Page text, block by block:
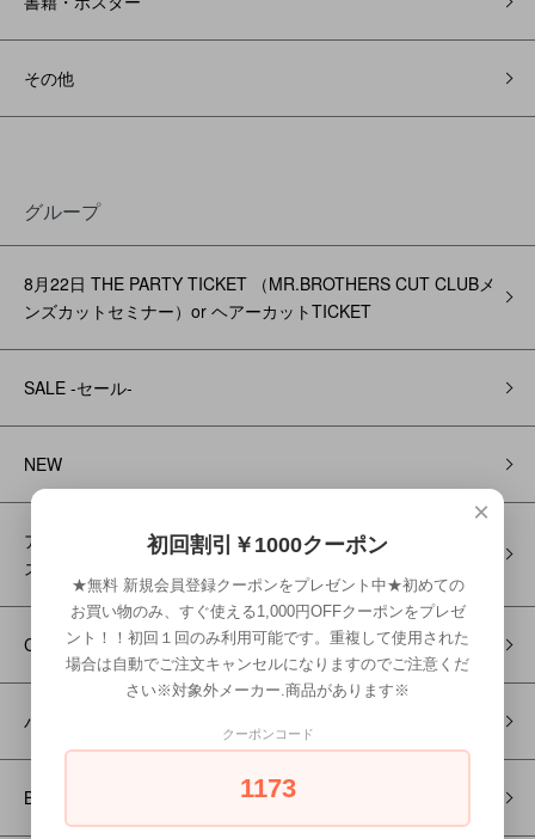
その他
グループ
8月22日 THE PARTY TICKET （MR.BROTHERS CUT CLUBメ
ンズカットセミナー）or ヘアーカットTICKET
SALE -セール-
NEW
アートクライム マテリアルG VIELLE Air（ヴェイルエア）エク
ステ
COSMEC -コスメック -
バイタルウォッシュフォーム
BROSH ブロッシュ
×
初回割引￥1000クーポン
★無料 新規会員登録クーポンをプレゼント中★初めての
お買い物のみ、すぐ使える1,000円OFFクーポンをプレゼ
ント！！初回１回のみ利用可能です。重複して使用された
場合は自動でご注文キャンセルになりますのでご注意くだ
さい※対象外メーカー.商品があります※
クーポンコード
1173